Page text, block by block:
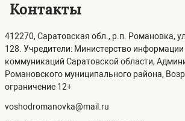
Контакты
412270, Саратовская обл., р.п. Романовка,
128. Учредители: Министерство
коммуникаций Саратовской области,
Романовского муниципального района,
ограничение 12+
voshodromanovka@mail.ru